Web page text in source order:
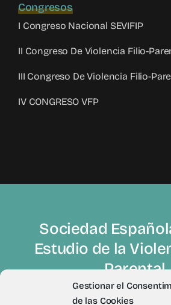
Gestionar el
de las Cookies
Congresos
I Congreso Nacional SEVIFIP
II Congreso De Violencia Filio-
III Congreso De Violencia Filio-
IV CONGRESO VFP
Sociedad
Estudio de la
Parental